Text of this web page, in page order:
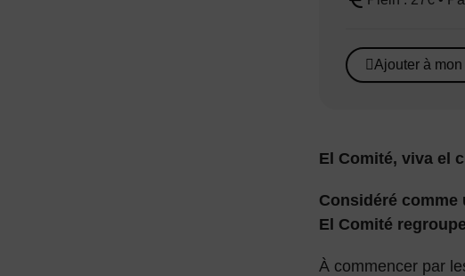
Tarif :
Ajouter à
El Comité, viva el
Considéré
El Comité
À commencer par